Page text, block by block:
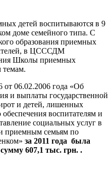
детей воспитываются в 9
доме семейного типа. С
образования приемных
в ЦСССДМ
Школы приемных
темам.
06.02.2006 года «Об
и выплаты государственной
и детей, лишенных
воспитателям и
социальных услуг в
приемным семьям по
за 2011 года была
607,1 тыс. грн. .